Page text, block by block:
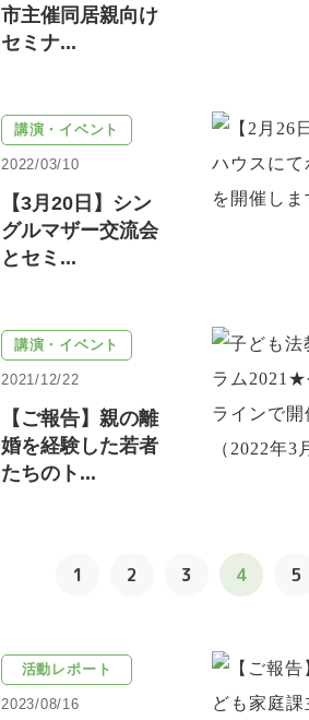
市主催同居親向け
セミナ...
講演・イベント
2022/03/10
【3月20日】シン
グルマザー交流会
とセミ...
講演・イベント
2021/12/22
【ご報告】親の離
婚を経験した若者
たちのト...
1 2 3 4 5
活動レポート
2023/08/16